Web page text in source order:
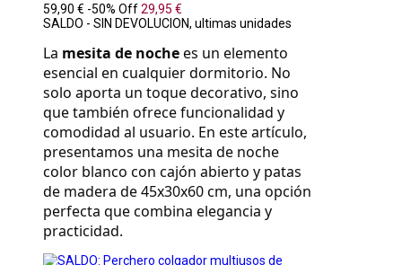
59,90 € -50% Off29,95 €
SALDO - SIN DEVOLUCION, ultimas unidades
La mesita de noche es un elemento
esencial en cualquier dormitorio. No
solo aporta un toque decorativo, sino
que también ofrece funcionalidad y
comodidad al usuario. En este artículo,
presentamos una mesita de noche
color blanco con cajón abierto y patas
de madera de 45x30x60 cm, una opción
perfecta que combina elegancia y
practicidad.